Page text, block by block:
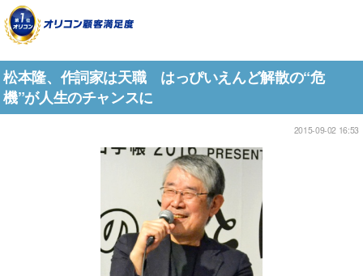
松本隆、作詞家は天職 はっぴいえんど解散の“危
機”が人生のチャンスに
2015-09-02 16:53